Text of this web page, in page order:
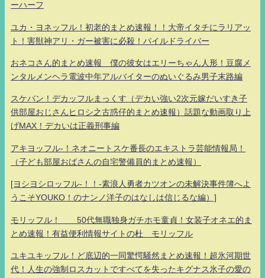
ーハーフ
ユカ・ヨネッフル！初老的まとめ速報！！大帝イタチにラリアッ
ト！害獣神アリ・ガー被害に必殺！パイルドライバー
おネコさん的まとめ速報 僕の彼女はエリーちゃん人形！豆腐メ
ンタルメンヘラ電波中年アルバイターのぬいぐるみ男子末路編
スケバン！デカッフルまっくす（デカい強い2次元嫁だいすき子
供部屋おじさんヒロシ之古惑仔的まとめ速報）話題な動画取り上
げMAX！デカいは正義刑事編
アキヨッフル-！ネオニートスケ番長のエキストラ芸能情報局！
（子ども部屋おばさんの自宅警備員的まとめ速報）
[ヨシヨシロッフル-！！-素浪人勇者カツオンの未解決事件簿へよ
うこそYOUKO！のナンノ洋子のはなしは信じるな編）]
モリッフル！ 50代無職独身ガチホモ童貞！女装子オネエ的ま
とめ速報！有益便利情報サイトの杜 モリッフル
ユキユキッフル！ど底辺的一同驚愕騒然まとめ速報！超氷河期世
代！人生の強制ロスカットですべてを失ったキグナス氷子の愛の